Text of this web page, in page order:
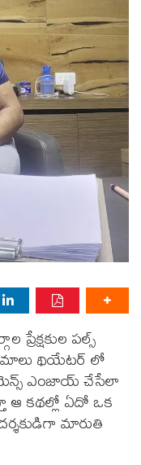
పల్స్
థియేటర్ లో
ఎంజాయ్ చేసేలా
కథల్లో ఏదో ఒక
మారుతి